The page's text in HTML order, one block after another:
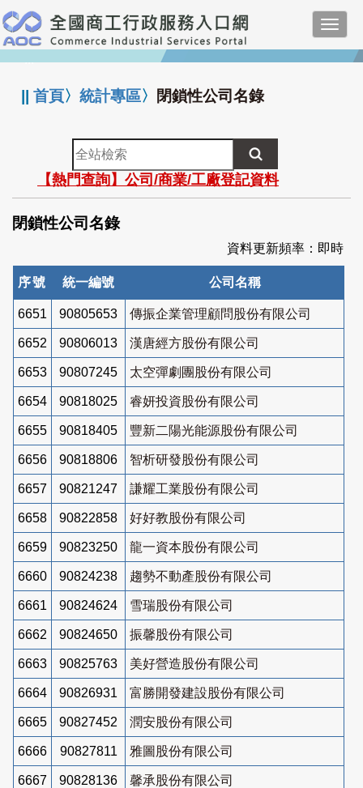
跳
到
主
要
:::
||首頁〉統計專區〉 閉鎖性公司名錄
全
站
檢
索
【熱門查詢】公司/商業/工廠登記資料
閉鎖性公司名錄
資料更新頻率：即時
序號 統一編號 公司名稱
6651 90805653 傳振企業管理顧問股份有限公司
6652 90806013 漢唐經方股份有限公司
6653 90807245 太空彈劇團股份有限公司
6654 90818025 睿妍投資股份有限公司
6655 90818405 豐新二陽光能源股份有限公司
6656 90818806 智析研發股份有限公司
6657 90821247 謙耀工業股份有限公司
6658 90822858 好好教股份有限公司
6659 90823250 龍一資本股份有限公司
6660 90824238 趨勢不動產股份有限公司
6661 90824624 雪瑞股份有限公司
6662 90824650 振馨股份有限公司
6663 90825763 美好營造股份有限公司
6664 90826931 富勝開發建設股份有限公司
6665 90827452 潤安股份有限公司
6666 90827811 雅圖股份有限公司
6667 90828136 馨承股份有限公司